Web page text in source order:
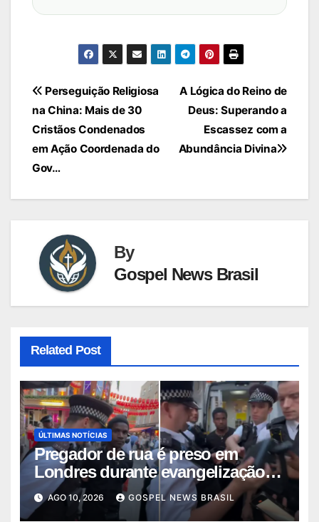
Navegação
de
Post
A Lógica do Reino de
Deus: Superando a
Escassez com a
Abundância Divina
Perseguição Religiosa
na China: Mais de 30
Cristãos Condenados
em Ação Coordenada do
Gov…
By
Gospel News Brasil
Related Post
ÚLTIMAS NOTÍCIAS
Pregador de rua é preso em
Londres durante evangelização:
“Detid…
AGO 10, 2026 GOSPEL NEWS BRASIL